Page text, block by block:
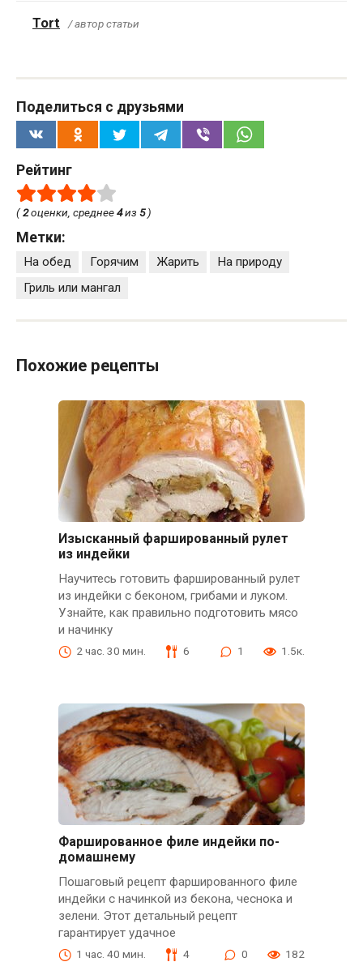
Tort / автор статьи
Поделиться с друзьями
Рейтинг
(2оценки, среднее4из 5)
Метки:
На обед Горячим Жарить
На природу
Гриль или мангал
Похожие рецепты
Изысканный фаршированный рулет
из индейки
Научитесь готовить фаршированный рулет
из индейки с беконом, грибами и луком.
Узнайте, как правильно подготовить мясо
и начинку
2 час. 30 мин. 6 1 1.5к.
Фаршированное филе индейки по-
домашнему
Пошаговый рецепт фаршированного филе
индейки с начинкой из бекона, чеснока и
зелени. Этот детальный рецепт
гарантирует удачное
1 час. 40 мин. 4 0 182